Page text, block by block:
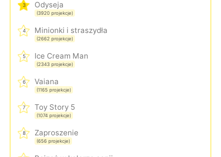
3 Odyseja
(3920 projekcje)
4 Minionki i straszydła
(2662 projekcje)
5 Ice Cream Man
(2343 projekcje)
6 Vaiana
(1165 projekcje)
7 Toy Story 5
(1074 projekcje)
8 Zaproszenie
(656 projekcje)